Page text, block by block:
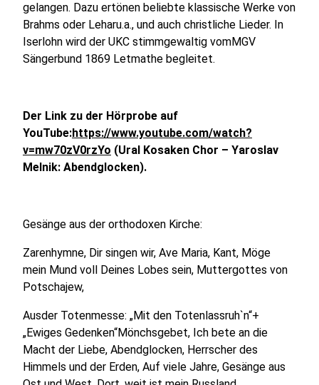
gelangen. Dazu ertönen beliebte klassische Werke von
Brahms oder Leharu.a., und auch christliche Lieder. In
Iserlohn wird der UKC stimmgewaltig vomMGV
Sängerbund 1869 Letmathe begleitet.
Der Link zu der Hörprobe auf
YouTube:https://www.youtube.com/watch?
v=mw70zV0rzYo (Ural Kosaken Chor – Yaroslav
Melnik: Abendglocken).
Gesänge aus der orthodoxen Kirche:
Zarenhymne, Dir singen wir, Ave Maria, Kant, Möge
mein Mund voll Deines Lobes sein, Muttergottes von
Potschajew,
Ausder Totenmesse: „Mit den Totenlassruh`n“+
„Ewiges Gedenken“Mönchsgebet, Ich bete an die
Macht der Liebe, Abendglocken, Herrscher des
Himmels und der Erden, Auf viele Jahre, Gesänge aus